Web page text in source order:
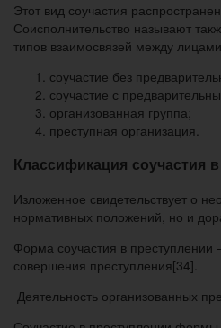
Этот вид соучастия
Соисполнительство называют
типов взаимосвязей между
соучастие без
соучастие с
организованная группа;
преступная организация.
Классификация соучастия
Изложенное свидетельствует о
нормативных положений, но и
Форма соучастия в
совершения преступления[34].
Деятельность организованных